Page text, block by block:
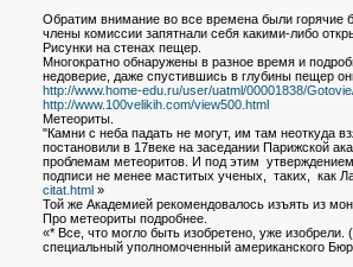
Обратим внимание во все времена были горячие
члены комиссии запятнали себя какими-либо
Рисунки на стенах пещер.
Многократно обнаружены в разное время и
недоверие, даже спустившись в глубины пещер
http://www.home-edu.ru/user/uatml/00001838/
http://www.100velikih.com/view500.html
Метеориты.
"Камни с неба падать не могут, им там неоткуда
постановили в 17веке на заседании Парижской
проблемам метеоритов. И под этим
подписи не менее маститых ученых, таких, как
citat.html »
Той же Академией рекомендовалось изъять из
Про метеориты подробнее.
«* Все, что могло быть изобретено, уже изобрели.
специальный уполномоченный американского